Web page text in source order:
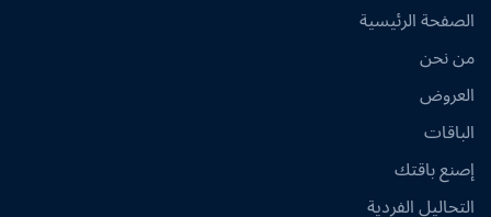
الصفحة الرئيسية
من نحن
العروض
الباقات
إصنع باقتك
التحاليل الفردية